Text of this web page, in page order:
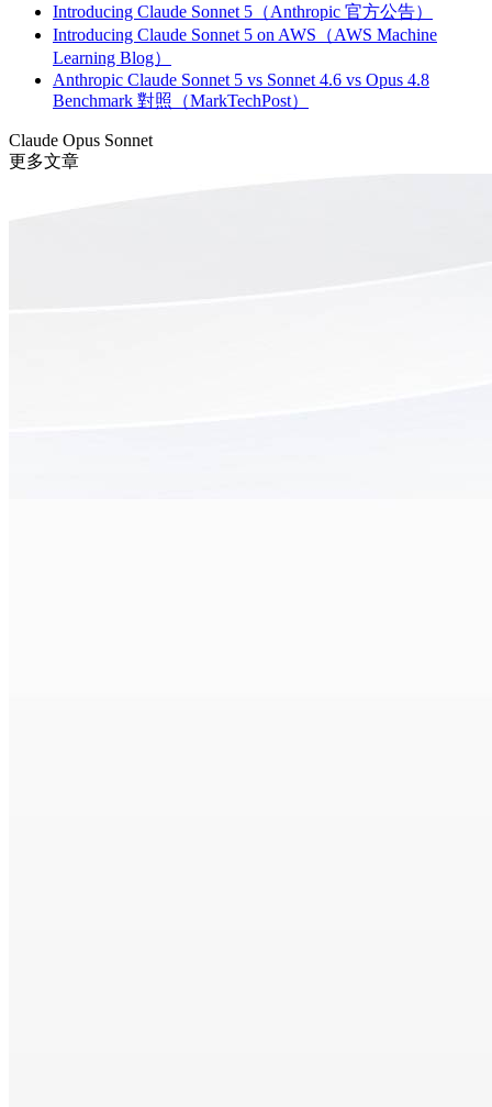
Introducing Claude Sonnet 5（Anthropic 官方公告）
Introducing Claude Sonnet 5 on AWS（AWS Machine
Learning Blog）
Anthropic Claude Sonnet 5 vs Sonnet 4.6 vs Opus 4.8
Benchmark 對照（MarkTechPost）
Claude Opus Sonnet
更多文章